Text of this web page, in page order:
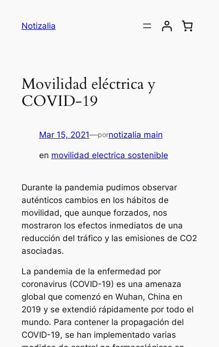
Notizalia
Movilidad eléctrica y
COVID-19
Mar 15, 2021—pornotizalia main
en movilidad electrica sostenible
Durante la pandemia pudimos observar
auténticos cambios en los hábitos de
movilidad, que aunque forzados, nos
mostraron los efectos inmediatos de una
reducción del tráfico y las emisiones de CO2
asociadas.
La pandemia de la enfermedad por
coronavirus (COVID-19) es una amenaza
global que comenzó en Wuhan, China en
2019 y se extendió rápidamente por todo el
mundo. Para contener la propagación del
COVID-19, se han implementado varias